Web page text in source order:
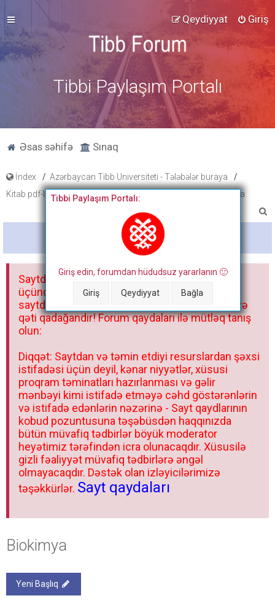
Giriş
Qeydiyyat
Tibbi Paylaşım Portalı
Əsas səhifə Sınaq
İndex
Azərbaycan Tibb Universiteti - Tələbələr buraya
Kitab pdf-ləri, tibbi fənlər üzrə slayd və paylaşımlar
Biokimya
a
Bitdi
Tibbi Paylaşım Portalı:
Giriş edin, forumdan hüdudsuz yararlanın 🙂
Giriş Qeydiyyat Bağla
Saytdakı materiallar yalnız fərdi istifadəniz
üçündür. Materialları istisnasız heç bir qrupda,
saytda və sosial şəbəkədə paylaşmaq olmaz və
qəti qadağandır! Forum qaydaları ilə mütləq tanış
olun:
Diqqət: Saytdan və təmin etdiyi resurslardan şəxsi
istifadəsi üçün deyil, kənar niyyətlər, xüsusi
proqram təminatları hazırlanması və gəlir
mənbəyi kimi istifadə etməyə cəhd göstərənlərin
və istifadə edənlərin nəzərinə - Sayt qaydlarının
kobud pozuntusuna təşəbüsdən haqqınızda
bütün müvafiq tədbirlər böyük moderator
heyətimiz tərəfindən icra olunacaqdır. Xüsusilə
gizli fəaliyyət müvafiq tədbirlərə əngəl
olmayacaqdır. Dəstək olan izləyicilərimizə
təşəkkürlər. Sayt qaydaları
Biokimya
Yeni Başlıq